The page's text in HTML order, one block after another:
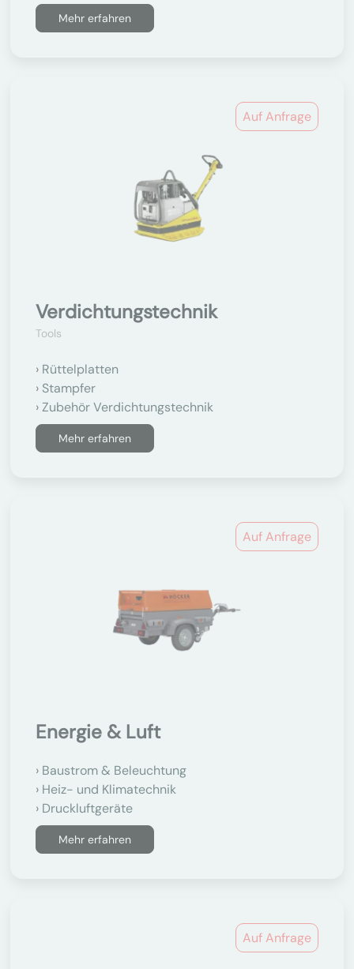
Mehr erfahren
Auf Anfrage
Verdichtungstechnik
Tools
Rüttelplatten
Stampfer
Zubehör Verdichtungstechnik
Mehr erfahren
Auf Anfrage
Energie & Luft
Baustrom & Beleuchtung
Heiz- und Klimatechnik
Druckluftgeräte
Mehr erfahren
Auf Anfrage